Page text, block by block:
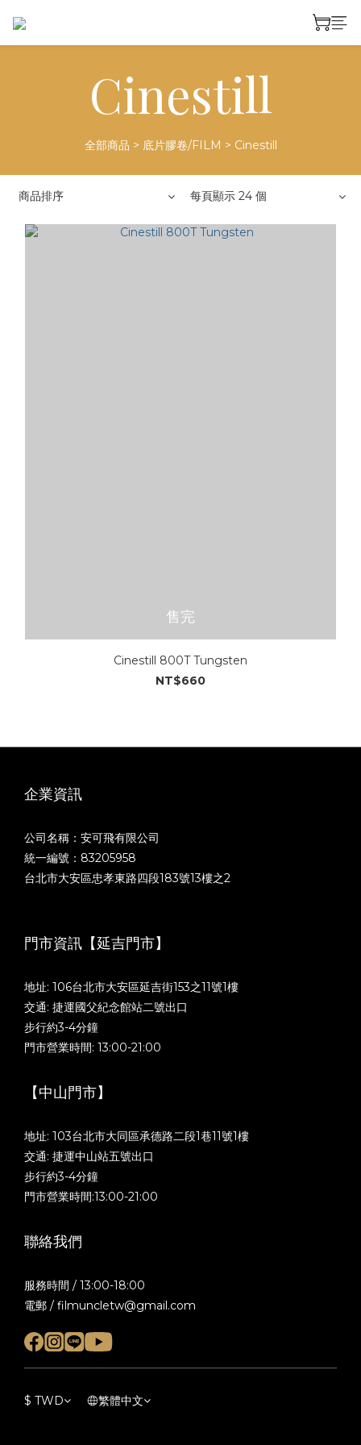
Cinestill
全部商品 > 底片膠卷/FILM > Cinestill
商品排序 每頁顯示 24 個
售完
Cinestill 800T Tungsten
NT$660
企業資訊
公司名稱：安可飛有限公司
統一編號：83205958
台北市大安區忠孝東路四段183號13樓之2
門市資訊【延吉門市】
地址: 106台北市大安區延吉街153之11號1樓
交通: 捷運國父紀念館站二號出口
步行約3-4分鐘
門市營業時間: 13:00-21:00
【中山門市】
地址: 103台北市大同區承德路二段1巷11號1樓
交通: 捷運中山站五號出口
步行約3-4分鐘
門市營業時間:13:00-21:00
聯絡我們
服務時間 / 13:00-18:00
電郵 / filmuncletw@gmail.com
$ TWD 繁體中文